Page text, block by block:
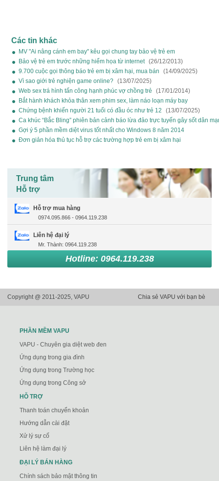
Các tin khác
MV "Ai nâng cánh em bay" kêu gọi chung tay bảo vệ trẻ em
(13/07/2025)
Bảo vệ trẻ em trước những hiểm họa từ internet (26/12/2013)
9.700 cuộc gọi thông báo trẻ em bị xâm hại, mua bán
(14/09/2025)
Vì sao giới trẻ nghiện game online? (13/07/2025)
Web sex trá hình tấn công hạnh phúc vợ chồng trẻ
(17/01/2014)
Bắt hành khách khỏa thân xem phim sex, làm náo loạn máy bay
(13/07/2025)
Chứng bệnh khiến người 21 tuổi có đầu óc như trẻ 12
(13/07/2025)
Ca khúc “Bắc Bling” phiên bản cảnh báo lừa đảo trực tuyến gây sốt dân
(21/12/2025)
Gợi ý 5 phần mềm diệt virus tốt nhất cho Windows 8 năm 2014
(27/12/2013)
Đơn giản hóa thủ tục hỗ trợ các trường hợp trẻ em bị xâm hại
Trung tâm
Hỗ trợ
Hỗ trợ mua hàng
0974.095.866 - 0964.119.238
Liên hệ đại lý
Mr. Thành: 0964.119.238
Hotline: 0964.119.238
Copyright @ 2011-2025, VAPU Chia sẻ VAPU với bạn bè
PHẦN MỀM VAPU
VAPU - Chuyên gia diệt web đen
Ứng dụng trong gia đình
Ứng dụng trong Trường học
Ứng dụng trong Công sở
HỖ TRỢ
Thanh toán chuyển khoản
Hướng dẫn cài đặt
Xử lý sự cố
Liên hệ làm đại lý
ĐẠI LÝ BÁN HÀNG
Chính sách bảo mật thông tin